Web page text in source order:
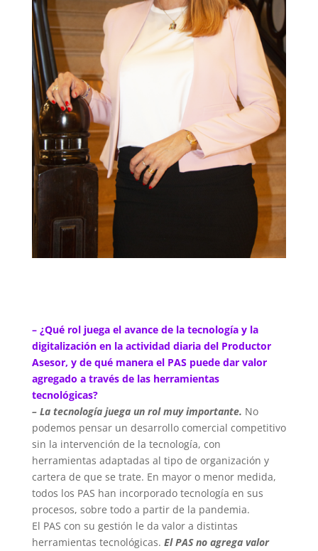
– ¿Qué rol juega el avance de la tecnología y la
digitalización en la actividad diaria del Productor
Asesor, y de qué manera el PAS puede dar valor
agregado a través de las herramientas
tecnológicas?
– La tecnología juega un rol muy importante. No
podemos pensar un desarrollo comercial competitivo
sin la intervención de la tecnología, con
herramientas adaptadas al tipo de organización y
cartera de que se trate. En mayor o menor medida,
todos los PAS han incorporado tecnología en sus
procesos, sobre todo a partir de la pandemia.
El PAS con su gestión le da valor a distintas
herramientas tecnológicas. El PAS no agrega valor